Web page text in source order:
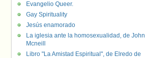
Evangelio Queer.
Gay Spirituality
Jesús enamorado
La iglesia ante la homosexualidad, de John
Mcneill
Libro "La Amistad Espiritual", de Elredo de